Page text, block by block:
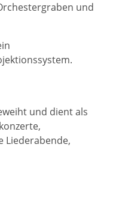
und
und dient als
Liederabende,